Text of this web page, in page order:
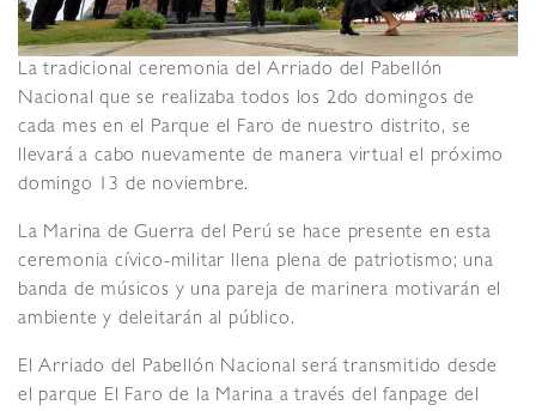
La tradicional ceremonia del Arriado del Pabellón
Nacional que se realizaba todos los 2do domingos de
cada mes en el Parque el Faro de nuestro distrito, se
llevará a cabo nuevamente de manera virtual el próximo
domingo 13 de noviembre.
La Marina de Guerra del Perú se hace presente en esta
ceremonia cívico-militar llena plena de patriotismo; una
banda de músicos y una pareja de marinera motivarán el
ambiente y deleitarán al público.
El Arriado del Pabellón Nacional será transmitido desde
el parque El Faro de la Marina a través del fanpage del